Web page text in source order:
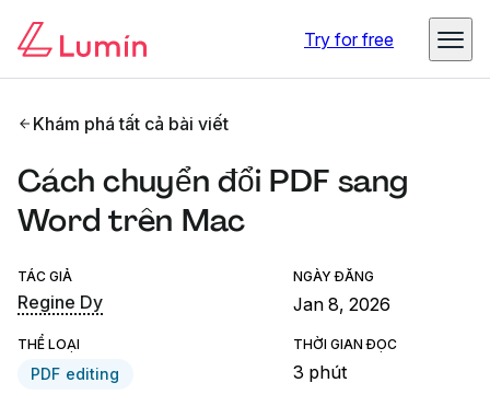
Try for free
Khám phá tất cả bài viết
Cách chuyển đổi PDF sang
Word trên Mac
TÁC GIẢ
Regine Dy
NGÀY ĐĂNG
Jan 8, 2026
THỂ LOẠI
PDF editing
THỜI GIAN ĐỌC
3 phút